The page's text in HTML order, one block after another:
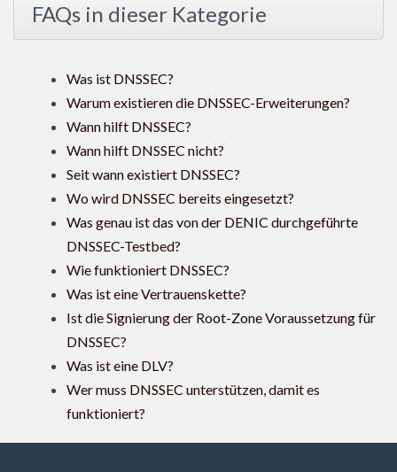
FAQs in dieser Kategorie
Was ist DNSSEC?
Warum existieren die DNSSEC-Erweiterungen?
Wann hilft DNSSEC?
Wann hilft DNSSEC nicht?
Seit wann existiert DNSSEC?
Wo wird DNSSEC bereits eingesetzt?
Was genau ist das von der DENIC durchgeführte
DNSSEC-Testbed?
Wie funktioniert DNSSEC?
Was ist eine Vertrauenskette?
Ist die Signierung der Root-Zone Voraussetzung für
DNSSEC?
Was ist eine DLV?
Wer muss DNSSEC unterstützen, damit es
funktioniert?